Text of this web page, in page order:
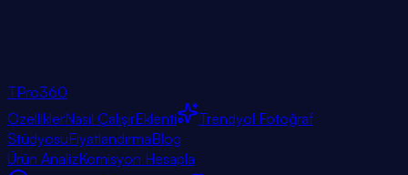
TPro360
ÖzelliklerNasıl ÇalışırEklenti
Trendyol Fotoğraf
StüdyosuFiyatlandırmaBlog
Ürün AnalizKomisyon Hesapla